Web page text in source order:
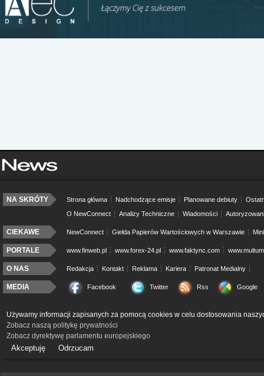
NA SKRÓTY Strona główna Nadchodzące emisje Planowane debiuty
O NewConnect
Analizy Techniczne Wiadomości
CIEKAWE NewConnect Giełda Papierów Wartościowych w Warszawie
PORTALE www.finweb.pl www.forex-24.pl www.faktync.com
O NAS Redakcja Kontakt Reklama Kariera Patronat Medialny
MEDIA Facebook Twitter Rss Google
Używamy informacji zapisanych za pomocą cookies w celu dostosowania
Zobacz naszą politykę prywatności
Zobacz dyrektywę parlamentu europejskiego
Akceptuję Odrzucam